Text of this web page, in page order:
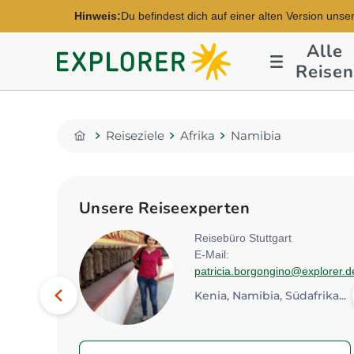
Hinweis:Du befindest dich auf einer alten Version
Explorer
Fernreisen
Alle
Reisen
Home
Reiseziele Afrika Namibia
Unsere Reiseexperten
Reisebüro Stuttgart
E-Mail:
Kenia, Namibia, Südafrika...